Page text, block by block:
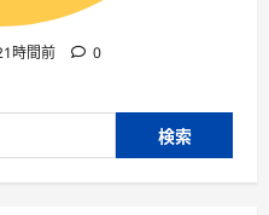
時間前 0